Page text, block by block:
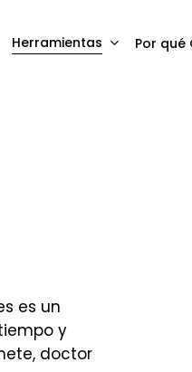
Herramientas Por qué
es un
y
doctor